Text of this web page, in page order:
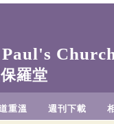
羅堂
重溫 週刊下載